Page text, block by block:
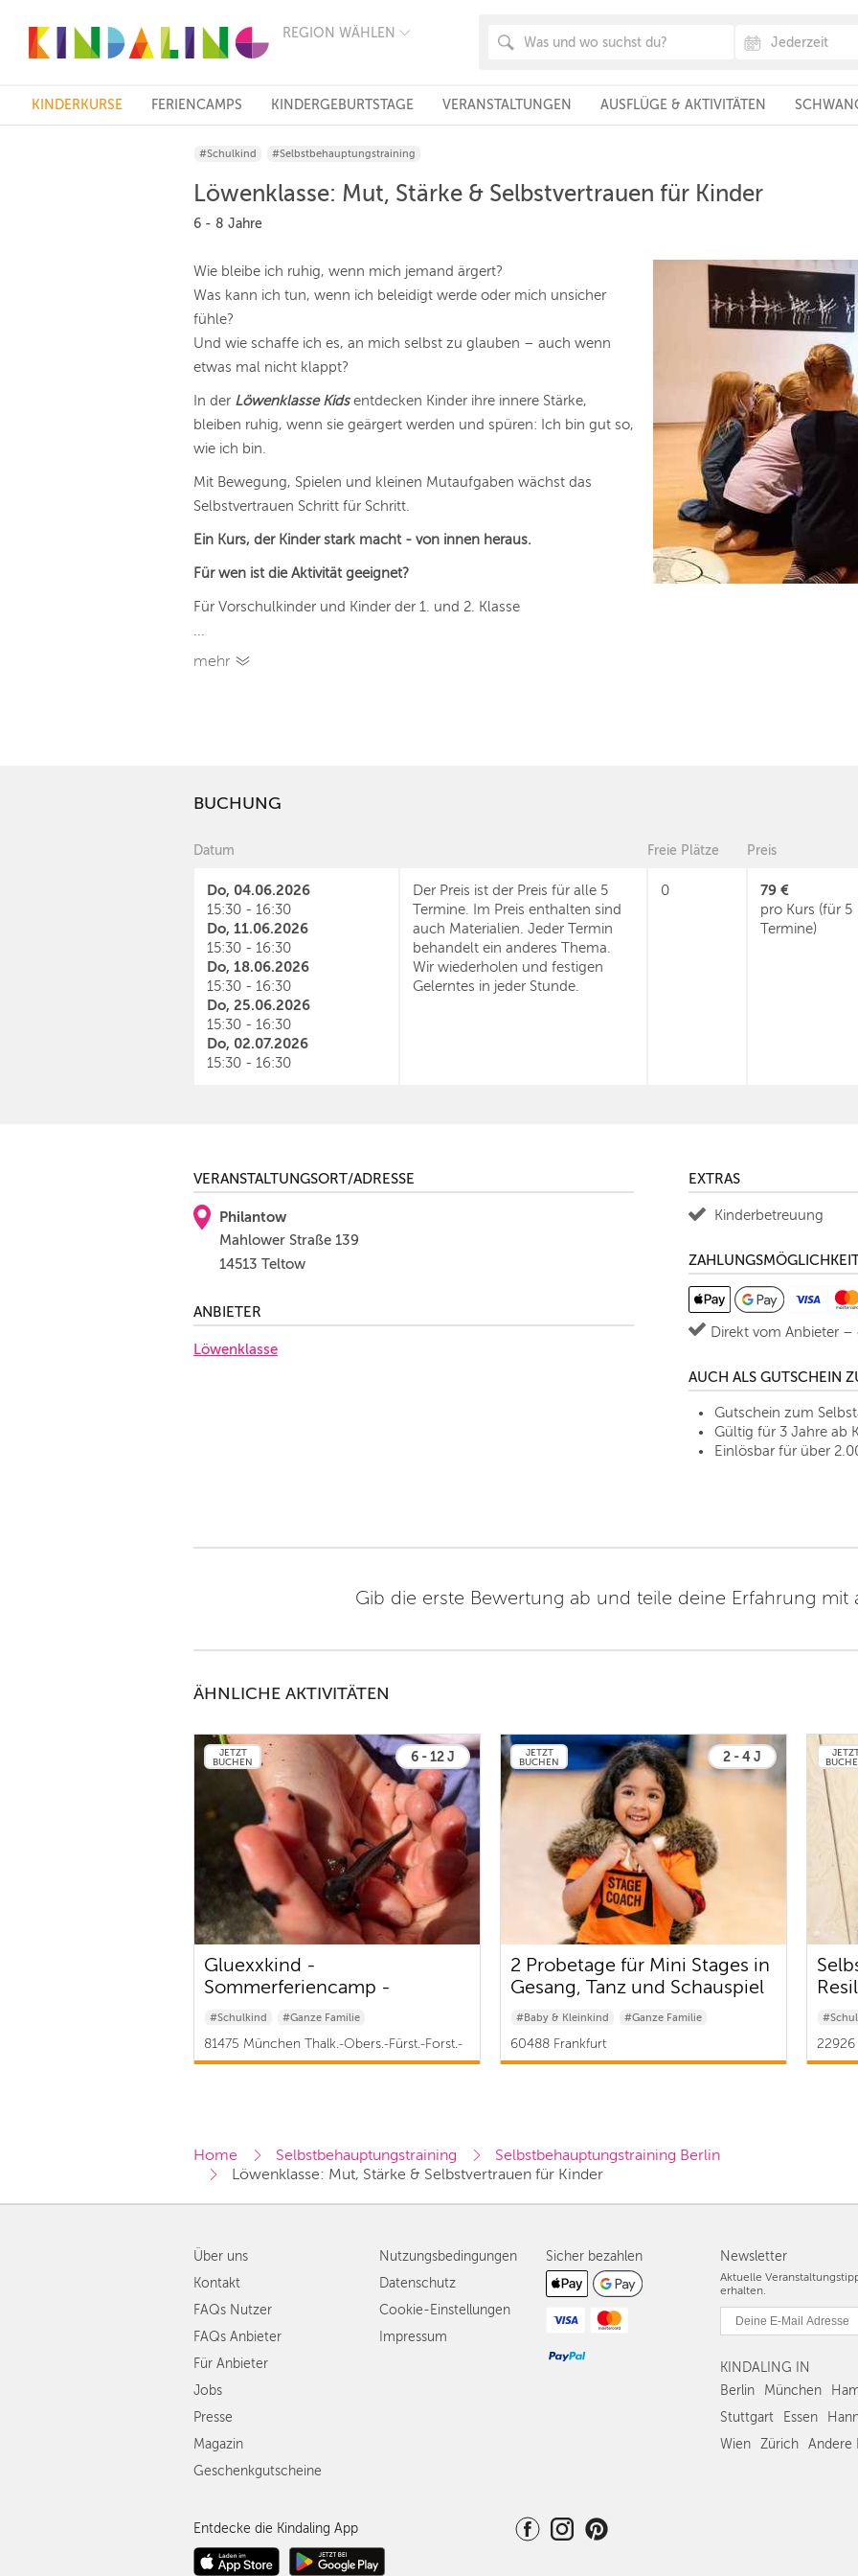
REGION WÄHLEN
FRANKFURT
KÖLN
STUTTGART
HANNOVER
WIEN
ZÜRICH
KINDERKURSE FERIENCAMPS KINDERGEBURTSTAGE VERANSTALTUNGEN AUSFLÜGE & AKTIVITÄTEN
#Schulkind #Selbstbehauptungstraining
Löwenklasse: Mut, Stärke & Selbstvertrauen für Kinder
6 - 8 Jahre
Wie bleibe ich ruhig, wenn mich jemand ärgert?
Was kann ich tun, wenn ich beleidigt werde oder mich unsicher
fühle?
Und wie schaffe ich es, an mich selbst zu glauben – auch wenn
etwas mal nicht klappt?
In der Löwenklasse Kids entdecken Kinder ihre innere Stärke,
bleiben ruhig, wenn sie geärgert werden und spüren: Ich bin gut so,
wie ich bin.
Mit Bewegung, Spielen und kleinen Mutaufgaben wächst das
Selbstvertrauen Schritt für Schritt.
Ein Kurs, der Kinder stark macht - von innen heraus.
Für wen ist die Aktivität geeignet?
Für Vorschulkinder und Kinder der 1. und 2. Klasse
mehr
BUCHUNG
Datum Freie Plätze Preis
Do, 04.06.2026
15:30 - 16:30
Do, 11.06.2026
15:30 - 16:30
Do, 18.06.2026
15:30 - 16:30
Do, 25.06.2026
15:30 - 16:30
Do, 02.07.2026
15:30 - 16:30
Der Preis ist der Preis für alle 5
Termine. Im Preis enthalten sind
auch Materialien. Jeder Termin
behandelt ein anderes Thema.
Wir wiederholen und festigen
Gelerntes in jeder Stunde.
0 79 €
pro Kurs (für 5
Termine)
EXTRAS
Kinderbetreuung
Direkt vom Anbieter –
AUCH ALS GUTSCHEIN
Gutschein zum
Gültig für 3 Jahre ab
Einlösbar für über
VERANSTALTUNGSORT/ADRESSE
Philantow
Mahlower Straße 139
14513 Teltow
ANBIETER
Löwenklasse
Gib die erste Bewertung ab und teile deine Erfahrung mit
ÄHNLICHE AKTIVITÄTEN
JETZT
BUCHEN
6 - 12 J
Gluexxkind -
Sommerferiencamp -
Selbstwerttraining im Wald
#Schulkind #Ganze Familie
81475 München Thalk.-Obers.-Fürst.-Forst.-
JETZT
BUCHEN
2 - 4 J
2 Probetage für Mini Stages in
Gesang, Tanz und Schauspiel
#Baby & Kleinkind #Ganze Familie
60488 Frankfurt
Home Selbstbehauptungstraining
Selbstbehauptungstraining Berlin
Löwenklasse: Mut, Stärke & Selbstvertrauen für Kinder
Newsletter
Aktuelle
erhalten.
KINDALING IN
Berlin
München
Stuttgart
Essen
Wien
Zürich Andere
Über uns
Kontakt
FAQs Nutzer
FAQs Anbieter
Für Anbieter
Jobs
Presse
Magazin
Geschenkgutscheine
Nutzungsbedingungen
Datenschutz
Cookie-Einstellungen
Impressum
Sicher bezahlen
Entdecke die Kindaling App